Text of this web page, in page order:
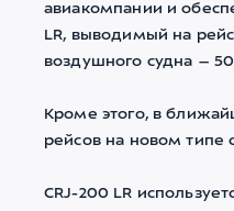
авиакомпании и
LR, выводимый на
воздушного судна –
Кроме этого, в
рейсов на новом типе
CRJ-200 LR